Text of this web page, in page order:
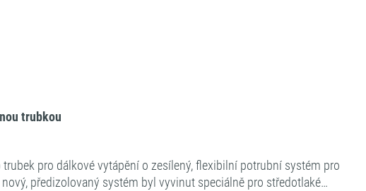
trubkou
pro dálkové vytápění o zesílený, flexibilní potrubní systém pro
předizolovaný systém byl vyvinut speciálně pro středotlaké…